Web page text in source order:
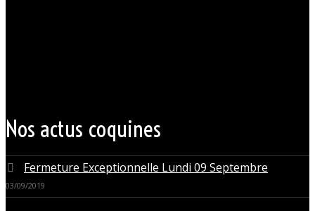
Nos actus coquines
Fermeture Exceptionnelle Lundi 09 Septembre
03/09/2019